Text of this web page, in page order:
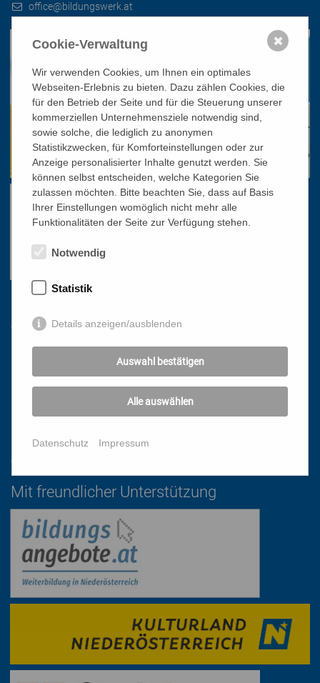
office@bildungswerk.at
NEWSLETTER
DATENSCHUTZ
IMPRESSUM
AGB
Mit freundlicher Unterstützung
Cookie-Verwaltung
Wir verwenden Cookies, um Ihnen ein optimales
Webseiten-Erlebnis zu bieten. Dazu zählen Cookies, die
für den Betrieb der Seite und für die Steuerung unserer
kommerziellen Unternehmensziele notwendig sind,
sowie solche, die lediglich zu anonymen
Statistikzwecken, für Komforteinstellungen oder zur
Anzeige personalisierter Inhalte genutzt werden. Sie
können selbst entscheiden, welche Kategorien Sie
zulassen möchten. Bitte beachten Sie, dass auf Basis
Ihrer Einstellungen womöglich nicht mehr alle
Funktionalitäten der Seite zur Verfügung stehen.
Notwendig
Statistik
Details anzeigen/ausblenden
Auswahl bestätigen
Alle auswählen
Datenschutz Impressum
✖